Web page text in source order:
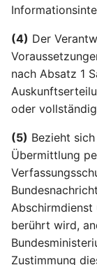
(4) Der
nach Absatz 1
oder
(5) Bezieht
Übermittlung
Abschirmdienst
berührt wird,
Zustimmung